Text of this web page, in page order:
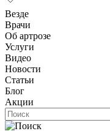
Везде
Врачи
Об артрозе
Услуги
Видео
Новости
Статьи
Блог
Акции